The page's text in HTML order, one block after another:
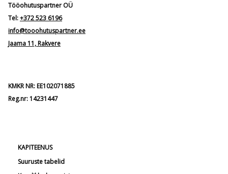
Tööohutuspartner OÜ
Tel:+372 523 6196
info@tooohutuspartner.ee
Jaama 11, Rakvere
KMKR NR: EE102071885
Reg.nr: 14231447
KAPITEENUS
Suuruste tabelid